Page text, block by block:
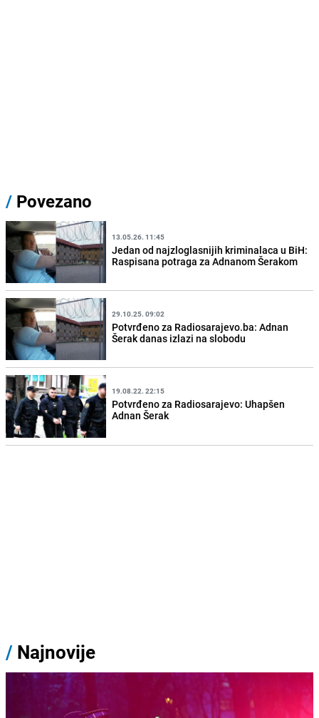
/ Povezano
13.05.26. 11:45
Jedan od najzloglasnijih kriminalaca u BiH:
Raspisana potraga za Adnanom Šerakom
29.10.25. 09:02
Potvrđeno za Radiosarajevo.ba: Adnan
Šerak danas izlazi na slobodu
19.08.22. 22:15
Potvrđeno za Radiosarajevo: Uhapšen
Adnan Šerak
/ Najnovije